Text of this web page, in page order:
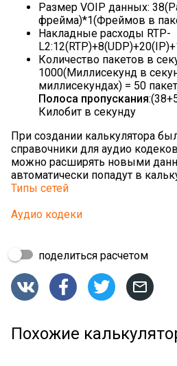
Размер VOIP данных:
фрейма)*1(Фреймов в
Накладные расходы RTP-
Количество пакетов в
1000(Миллисекунд в
миллисекундах) = 50
Полоса пропускания
Килобит в секунду
При создании калькулятора
справочники для аудио
можно расширять новыми
автоматически попадут в
Типы сетей
Аудио кодеки
поделиться расчетом
   
Похожие